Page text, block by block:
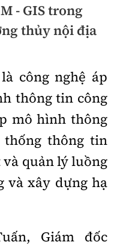
- GIS trong
thủy nội địa
công nghệ áp
thông tin công
mô hình thông
thông tin
và quản lý luồng
và xây dựng hạ
Giám đốc